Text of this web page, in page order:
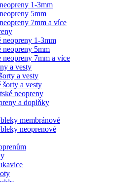
1-3mm
5mm
7mm a více
neopreny 1-3mm
neopreny 5mm
neopreny 7mm a více
a vesty
a vesty
šorty a vesty
neopreny
a doplňky
membránové
neoprenové